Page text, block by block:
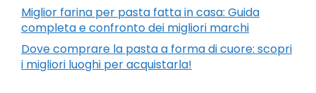
Miglior farina per pasta fatta in casa: Guida
completa e confronto dei migliori marchi
Dove comprare la pasta a forma di cuore: scopri
i migliori luoghi per acquistarla!